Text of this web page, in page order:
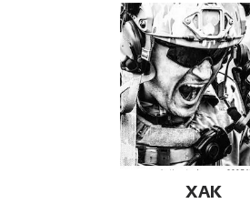
XAK